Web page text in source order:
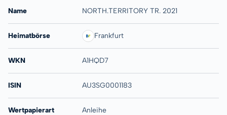
Name NORTH.TERRITORY TR. 2021
Heimatbörse Frankfurt
WKN A1HQD7
ISIN AU3SG0001183
Wertpapierart Anleihe